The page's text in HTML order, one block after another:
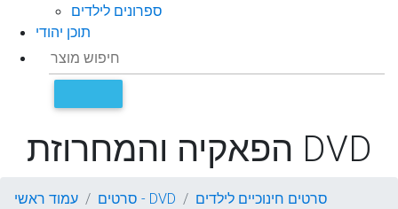
ספרונים לילדים
תוכן יהודי
הפאקיה והמחרוזת DVD
עמוד ראשי סרטים - DVD
סרטים חינוכיים לילדים